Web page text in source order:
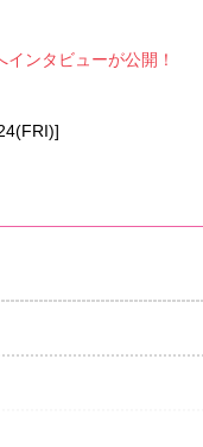
ンタビューが公開！